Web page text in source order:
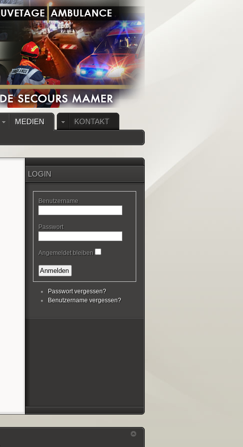
MEDIEN KONTAKT
LOGIN
Benutzername
Passwort
Angemeldet bleiben
Passwort vergessen?
Benutzername vergessen?